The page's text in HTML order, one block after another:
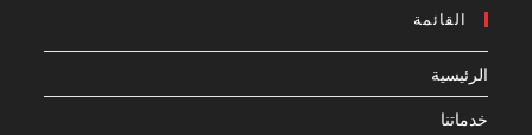
القائمة
الرئيسية
خدماتنا